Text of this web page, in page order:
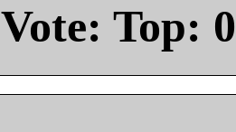
Vote: Top: 0